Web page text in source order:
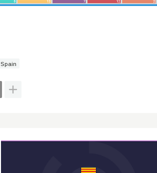
Spain